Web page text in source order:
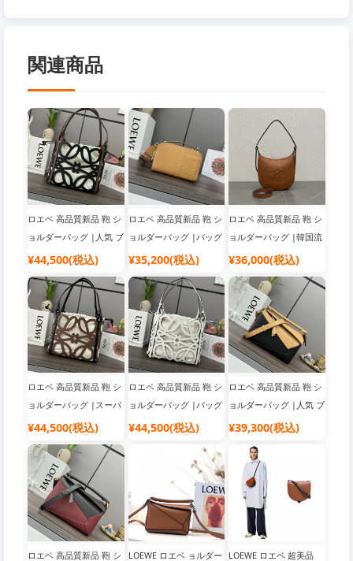
関連商品
ロエベ 高品質新品 鞄 シ
ョルダーバッグ |人気 ブ
ランド バッグ
¥44,500(税込)
ロエベ 高品質新品 鞄 シ
ョルダーバッグ |バッグ
ブランド レディース
¥35,200(税込)
ロエベ 高品質新品 鞄 シ
ョルダーバッグ |韓国流
行り ブランドバッグ
¥36,000(税込)
ロエベ 高品質新品 鞄 シ
ョルダーバッグ |スーパ
ーコピー 優良サイト
¥44,500(税込)
ロエベ 高品質新品 鞄 シ
ョルダーバッグ |バッグ
ブランド レディース
¥44,500(税込)
ロエベ 高品質新品 鞄 シ
ョルダーバッグ |人気 ブ
ランド バッグ
¥39,300(税込)
ロエベ 高品質新品 鞄 シ
LOEWE ロエベ ョルダー
LOEWE ロエベ 超美品